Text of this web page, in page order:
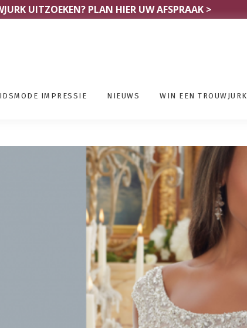
UITZOEKEN? PLAN HIER UW AFSPRAAK >
IMPRESSIE NIEUWS WIN EEN TROUWJURK